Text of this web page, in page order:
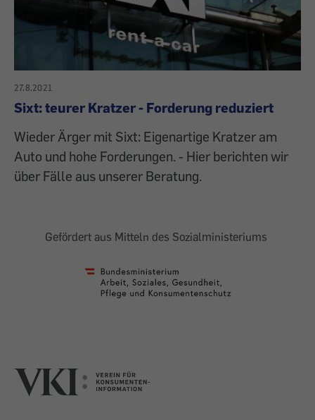
27.8.2021
Sixt: teurer Kratzer - Forderung reduziert
Wieder Ärger mit Sixt: Eigenartige Kratzer am
Auto und hohe Forderungen. - Hier berichten wir
über Fälle aus unserer Beratung.
Gefördert aus Mitteln des Sozialministeriums